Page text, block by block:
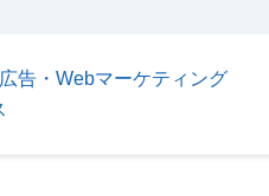
告・Webマーケティング